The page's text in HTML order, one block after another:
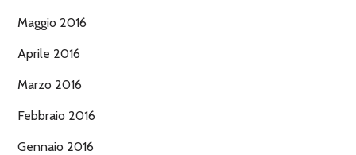
Maggio 2016
Aprile 2016
Marzo 2016
Febbraio 2016
Gennaio 2016